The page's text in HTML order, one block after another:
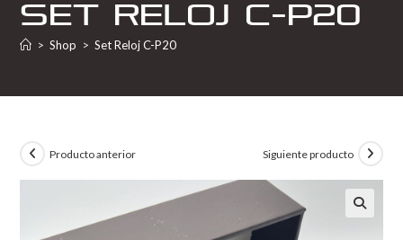
Set Reloj C-P20
> Shop > Set Reloj C-P20
Producto anterior Siguiente producto